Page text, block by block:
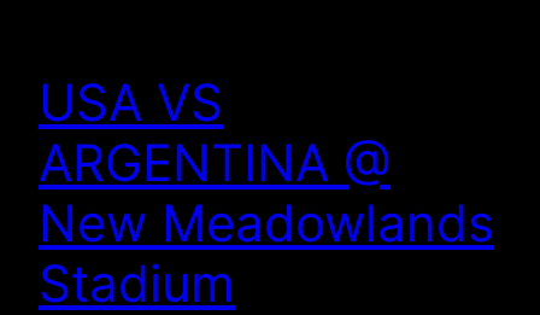
USA VS
ARGENTINA @
New Meadowlands
Stadium